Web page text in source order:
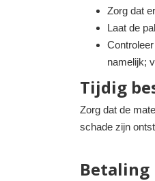
Zorg dat
Laat de
namelijk;
Tijdig
Zorg dat de
schade zijn
Betaling